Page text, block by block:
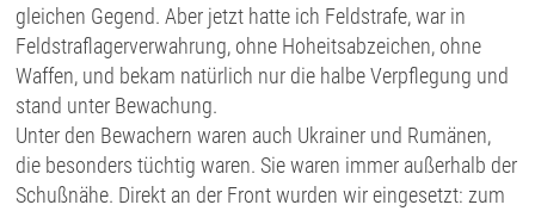
gleichen Gegend. Aber jetzt hatte ich Feldstrafe, war in
Feldstraflagerverwahrung, ohne Hoheitsabzeichen, ohne
Waffen, und bekam natürlich nur die halbe Verpflegung und
stand unter Bewachung.
Unter den Bewachern waren auch Ukrainer und Rumänen,
die besonders tüchtig waren. Sie waren immer außerhalb der
Schußnähe. Direkt an der Front wurden wir eingesetzt: zum